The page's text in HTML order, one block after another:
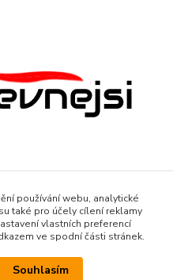
používání webu, analytické
také pro účely cílení reklamy
vlastních preferencí
ve spodní části stránek.
Souhlasím